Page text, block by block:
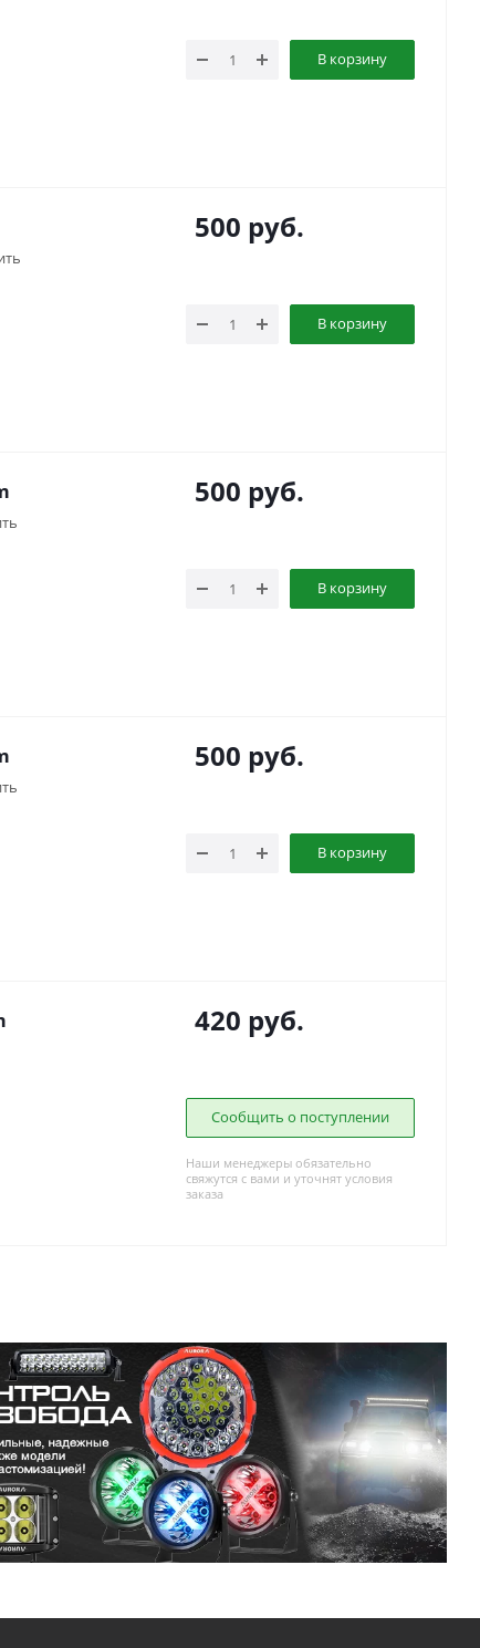
В корзину
500 руб.
В корзину
500 руб.
В корзину
500 руб.
В корзину
420 руб.
Сообщить о поступлении
Наши менеджеры обязательно
свяжутся с вами и уточнят условия
заказа